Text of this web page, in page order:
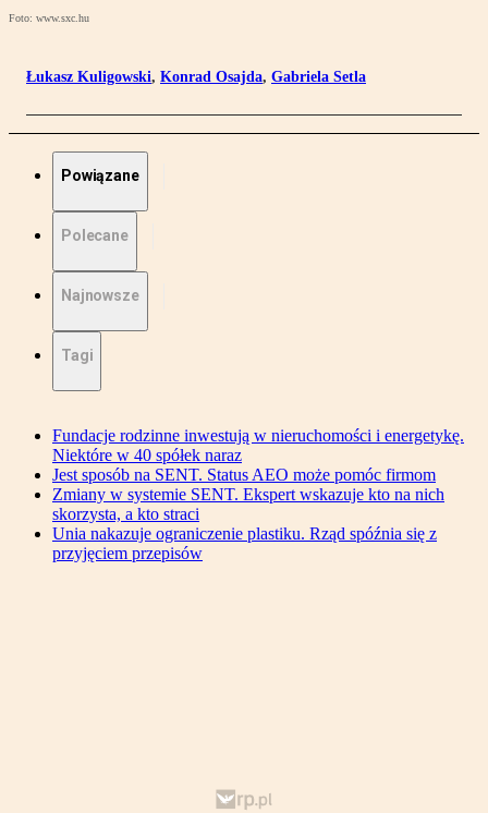
Foto: www.sxc.hu
Łukasz Kuligowski, Konrad Osajda, Gabriela Setla
Powiązane
Polecane
Najnowsze
Tagi
Fundacje rodzinne inwestują w nieruchomości i energetykę.
Niektóre w 40 spółek naraz
Jest sposób na SENT. Status AEO może pomóc firmom
Zmiany w systemie SENT. Ekspert wskazuje kto na nich
skorzysta, a kto straci
Unia nakazuje ograniczenie plastiku. Rząd spóźnia się z
przyjęciem przepisów